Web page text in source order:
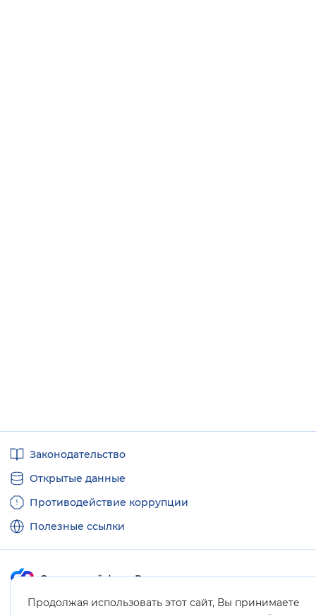
Продолжая использовать этот сайт, Вы принимаете
ссылкиЗаконодательство
Открытые данные
Противодействие коррупции
Полезные ссылки
Карта сайта